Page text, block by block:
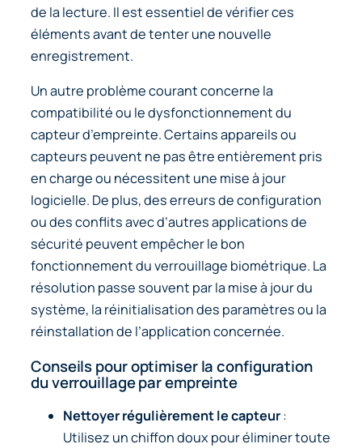
de la lecture. Il est essentiel de vérifier ces
éléments avant de tenter une nouvelle
enregistrement.
Un autre problème courant concerne la
compatibilité ou le dysfonctionnement du
capteur d’empreinte. Certains appareils ou
capteurs peuvent ne pas être entièrement pris
en charge ou nécessitent une mise à jour
logicielle. De plus, des erreurs de configuration
ou des conflits avec d’autres applications de
sécurité peuvent empêcher le bon
fonctionnement du verrouillage biométrique. La
résolution passe souvent par la mise à jour du
système, la réinitialisation des paramètres ou la
réinstallation de l’application concernée.
Conseils pour optimiser la configuration
du verrouillage par empreinte
Nettoyer régulièrement le capteur:
Utilisez un chiffon doux pour éliminer toute